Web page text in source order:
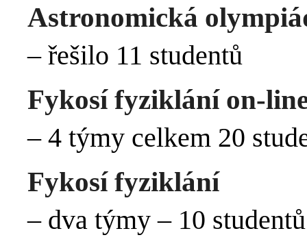
Astronomická
– řešilo 11 studentů
Fykosí fyziklání on-
– 4 týmy celkem 20
Fykosí fyziklání
– dva týmy – 10 studentů